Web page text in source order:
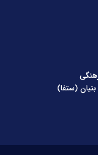
(ستفا)